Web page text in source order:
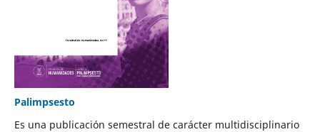
Palimpsesto
Es una publicación semestral de carácter multidisciplinario